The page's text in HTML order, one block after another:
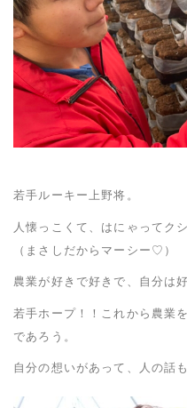
若手ルーキー上野将。
人懐っこくて、はにゃってク
（まさしだからマーシー♡）
農業が好きで好きで、自分は
若手ホープ！！これから農業
であろう。
自分の想いがあって、人の話